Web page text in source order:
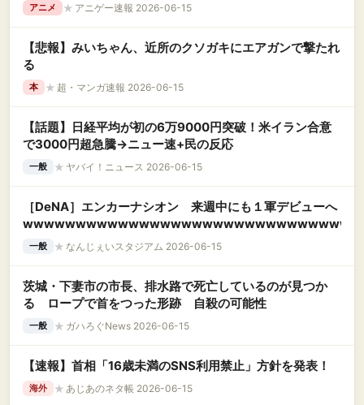
アニメ ★ アニゲー速報 2026-06-15
【悲報】みいちゃん、近所のクソガキにエアガンで撃たれ
る
本 ★ 超・マンガ速報 2026-06-15
【話題】日経平均が初の6万9000円突破！米イラン合意
で3000円超急騰→ニュー速+民の反応
一般 ★ ヤバイ！ニュース 2026-06-15
［DeNA］エンカーナシオン 来週中にも１軍デビューへ
一般 ★ なんじぇいスタジアム 2026-06-15
茨城・下妻市の市長、排水路で死亡しているのが見つか
る ロープで首をつった形跡 自殺の可能性
一般 ★ ガハろぐNews 2026-06-15
【速報】首相「16歳未満のSNS利用禁止」方針を発表！
海外 ★ あじあのネタ帳 2026-06-15